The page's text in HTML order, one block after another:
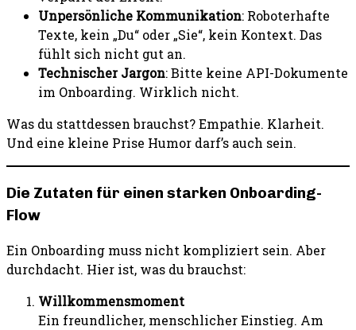
Unpersönliche Kommunikation: Roboterhafte
Texte, kein „Du“ oder „Sie“, kein Kontext. Das
fühlt sich nicht gut an.
Technischer Jargon: Bitte keine API-Dokumente
im Onboarding. Wirklich nicht.
Was du stattdessen brauchst? Empathie. Klarheit.
Und eine kleine Prise Humor darf’s auch sein.
Die Zutaten für einen starken Onboarding-
Flow
Ein Onboarding muss nicht kompliziert sein. Aber
durchdacht. Hier ist, was du brauchst:
Willkommensmoment
Ein freundlicher, menschlicher Einstieg. Am